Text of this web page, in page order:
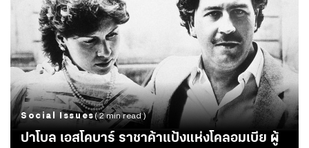
Social Issues( 2 min read )
ปาโบล เอสโคบาร์ ราชาค้าแป้งแห่งโคลอมเบีย ผู้